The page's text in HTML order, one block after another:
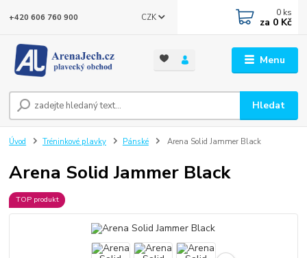
Menu
CZK
Hledat
+420 606 760 900 0 ks
za 0 Kč
Úvod Tréninkové plavky Pánské Arena Solid Jammer Black
Arena Solid Jammer Black
TOP produkt